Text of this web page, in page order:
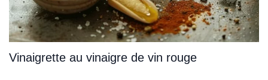
Vinaigrette au vinaigre de vin rouge